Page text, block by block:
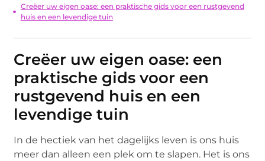
Creëer uw eigen oase: een praktische gids voor een rustgevend
huis en een levendige tuin
Creëer uw eigen oase: een
praktische gids voor een
rustgevend huis en een
levendige tuin
In de hectiek van het dagelijks leven is ons huis
meer dan alleen een plek om te slapen. Het is ons